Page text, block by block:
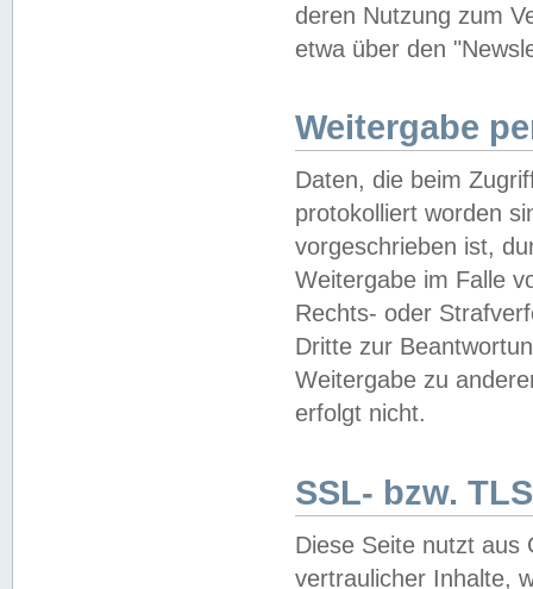
deren Nutzung zum
etwa über den
Weitergabe
Daten, die beim
protokolliert worden
vorgeschrieben ist,
Weitergabe im Falle
Rechts- oder
Dritte zur
Weitergabe zu
erfolgt nicht.
SSL- bzw.
Diese Seite nutzt aus
vertraulicher Inhalte,